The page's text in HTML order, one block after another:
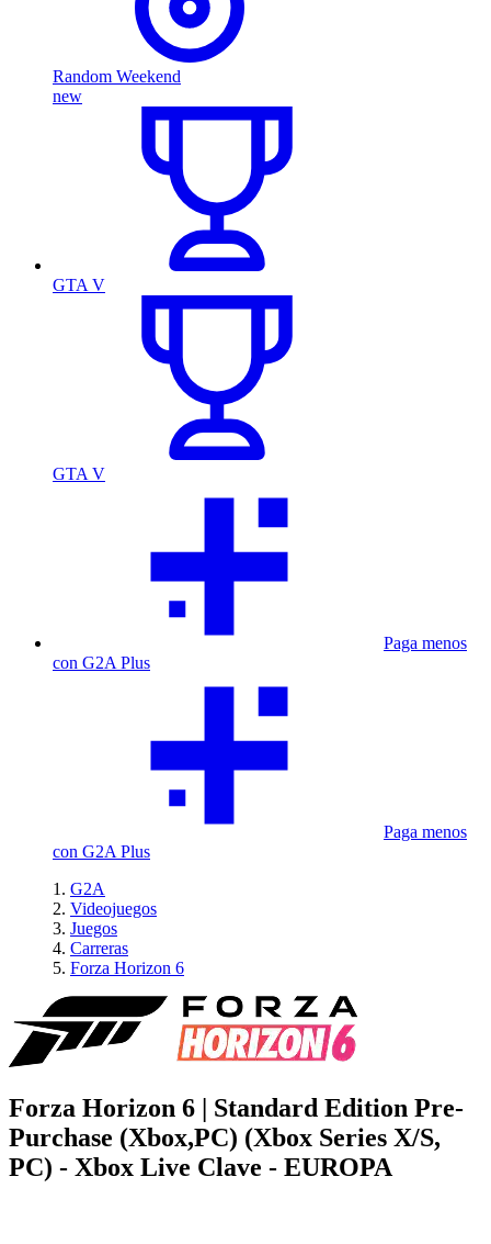
Random Weekend
new
GTA V
GTA V
Paga menos
con G2A Plus
Paga menos
con G2A Plus
G2A
Videojuegos
Juegos
Carreras
Forza Horizon 6
Forza Horizon 6 | Standard Edition Pre-
Purchase (Xbox,PC) (Xbox Series X/S,
PC) - Xbox Live Clave - EUROPA